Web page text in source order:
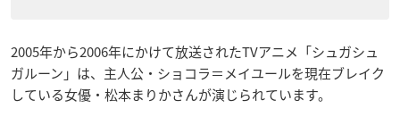
2005年から2006年にかけて放送されたTVアニメ「シュガシュ
ガルーン」は、主人公・ショコラ＝メイユールを現在ブレイク
している女優・松本まりかさんが演じられています。